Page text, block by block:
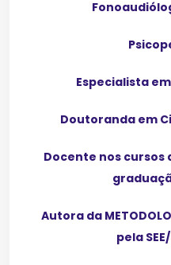
Especialista
Doutoranda em
Docente nos cursos
Autora da
pela